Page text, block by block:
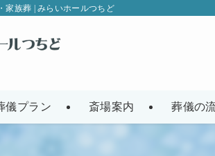
家族葬 | みらいホールつちど
儀プラン 斎場案内 葬儀の